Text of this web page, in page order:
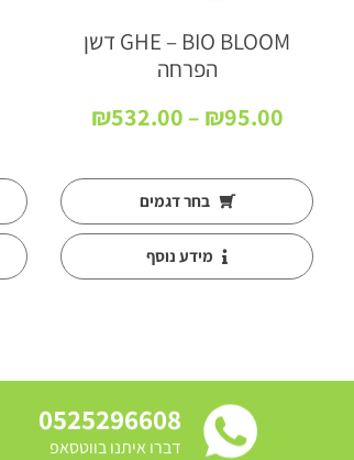
GHE – BIO BLOOM דשן
הפרחה
₪95.00
–
₪532.00
עד בחר דגמים
מידע נוסף
0525296608
דברו איתנו בווטסאפ